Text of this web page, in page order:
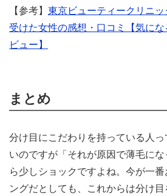
【参考】 東京ビューティークリニ
受けた女性の感想・口コミ【気に
ビュー】
まとめ
分け目にこだわりを持っている人
いのですが「それが原因で薄毛に
ら少しショックですよね。今が一
ングだとしても、これからは分け